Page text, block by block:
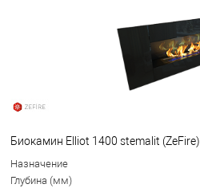
Биокамин Elliot 1400 stemalit (ZeFire)
Назначение
Глубина (мм)